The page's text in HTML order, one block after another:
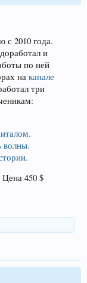
с 2010 года.
и
по ней
на канале
три
волны.
Цена 450 $